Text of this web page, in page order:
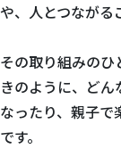
や、人とつながる
その取り組みの
きのように、ど
なったり、親子
です。